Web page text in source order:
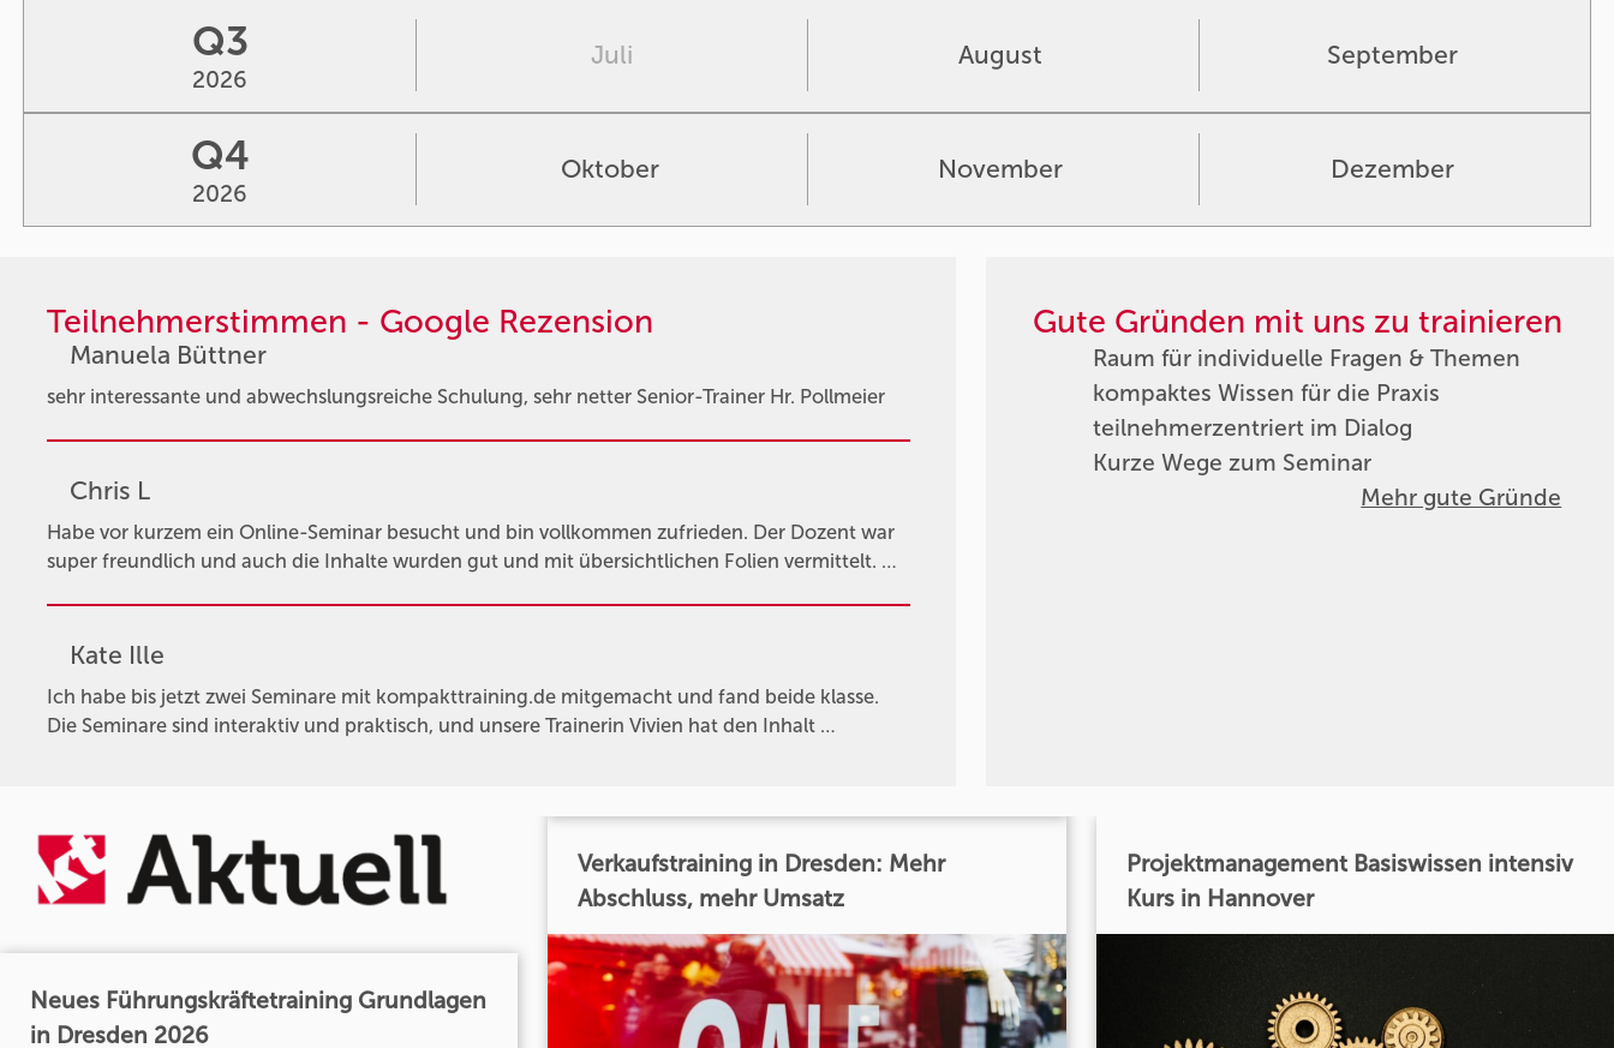
Teilnehmerstimmen - Google Rezension
Manuela Büttner
sehr interessante und abwechslungsreiche Schulung, sehr netter Senior-Trainer Hr. Pollmeier
Chris L
Habe vor kurzem ein Online-Seminar besucht und bin vollkommen zufrieden. Der Dozent war
super freundlich und auch die Inhalte wurden gut und mit übersichtlichen Folien vermittelt. …
Kate Ille
Ich habe bis jetzt zwei Seminare mit kompakttraining.de mitgemacht und fand beide klasse.
Die Seminare sind interaktiv und praktisch, und unsere Trainerin Vivien hat den Inhalt …
Gute Gründen mit uns zu trainieren
Raum für individuelle Fragen & Themen
kompaktes Wissen für die Praxis
teilnehmerzentriert im Dialog
Kurze Wege zum Seminar
Mehr gute Gründe
Neues Führungskräftetraining Grundlagen
in Dresden 2026
Verkaufstraining in Dresden: Mehr
Abschluss, mehr Umsatz
Projektmanagement Basiswissen intensiv
Kurs in Hannover
Q3
2026
Juli August September
Q4
2026
Oktober November Dezember